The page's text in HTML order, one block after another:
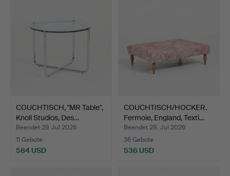
COUCHTISCH, "MR Table",
Knoll Studios, Des…
Beendet 29. Jul 2026
11 Gebote
584 USD
COUCHTISCH/HOCKER.
Fermoie, England, Texti…
Beendet 28. Jul 2026
36 Gebote
536 USD